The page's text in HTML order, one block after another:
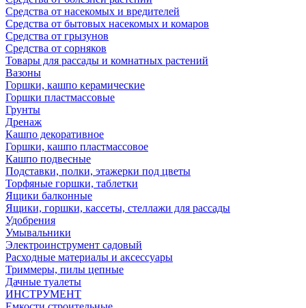
Средства от насекомых и вредителей
Средства от бытовых насекомых и комаров
Средства от грызунов
Средства от сорняков
Товары для рассады и комнатных растений
Вазоны
Горшки, кашпо керамические
Горшки пластмассовые
Грунты
Дренаж
Кашпо декоративное
Горшки, кашпо пластмассовое
Кашпо подвесные
Подставки, полки, этажерки под цветы
Торфяные горшки, таблетки
Ящики балконные
Ящики, горшки, кассеты, стеллажи для рассады
Удобрения
Умывальники
Электроинструмент садовый
Расходные материалы и аксессуары
Триммеры, пилы цепные
Дачные туалеты
ИНСТРУМЕНТ